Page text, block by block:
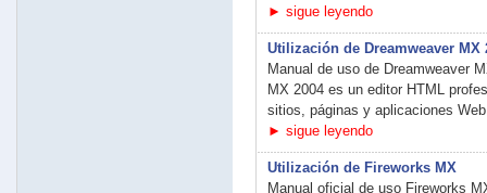
► sigue leyendo
Utilización de Dreamweaver MX
Manual de uso de Dreamweaver
MX 2004 es un editor HTML
sitios, páginas y aplicaciones
► sigue leyendo
Utilización de Fireworks MX
Manual oficial de uso Fireworks